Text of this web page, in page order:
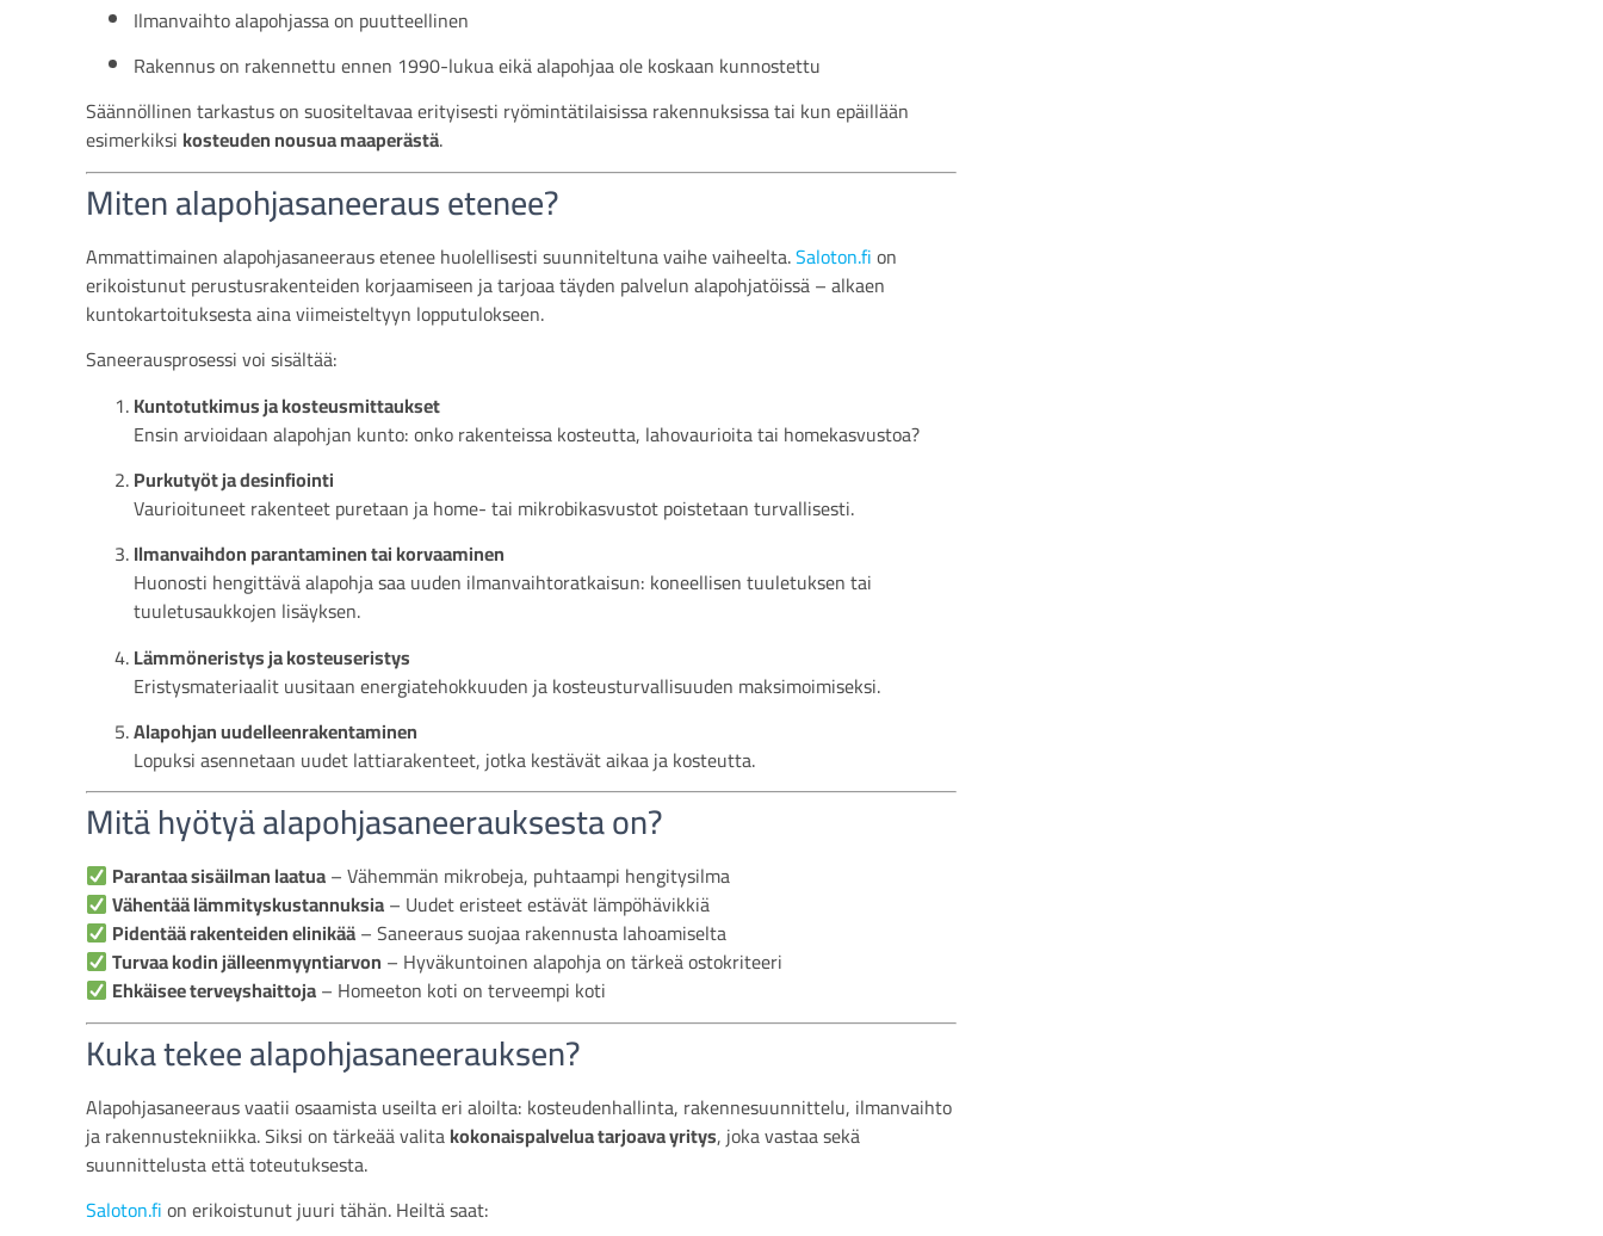
Ilmanvaihto alapohjassa on puutteellinen
Rakennus on rakennettu ennen 1990-lukua eikä alapohjaa ole koskaan kunnostettu
Säännöllinen tarkastus on suositeltavaa erityisesti ryömintätilaisissa rakennuksissa tai kun epäillään
esimerkiksi kosteuden nousua maaperästä.
Miten alapohjasaneeraus etenee?
Ammattimainen alapohjasaneeraus etenee huolellisesti suunniteltuna vaihe vaiheelta.Saloton.fion
erikoistunut perustusrakenteiden korjaamiseen ja tarjoaa täyden palvelun alapohjatöissä – alkaen
kuntokartoituksesta aina viimeisteltyyn lopputulokseen.
Saneerausprosessi voi sisältää:
Kuntotutkimus ja kosteusmittaukset
Ensin arvioidaan alapohjan kunto: onko rakenteissa kosteutta, lahovaurioita tai homekasvustoa?
Purkutyöt ja desinfiointi
Vaurioituneet rakenteet puretaan ja home- tai mikrobikasvustot poistetaan turvallisesti.
Ilmanvaihdon parantaminen tai korvaaminen
Huonosti hengittävä alapohja saa uuden ilmanvaihtoratkaisun: koneellisen tuuletuksen tai
tuuletusaukkojen lisäyksen.
Lämmöneristys ja kosteuseristys
Eristysmateriaalit uusitaan energiatehokkuuden ja kosteusturvallisuuden maksimoimiseksi.
Alapohjan uudelleenrakentaminen
Lopuksi asennetaan uudet lattiarakenteet, jotka kestävät aikaa ja kosteutta.
Mitä hyötyä alapohjasaneerauksesta on?
Parantaa sisäilman laatua– Vähemmän mikrobeja, puhtaampi hengitysilma
Vähentää lämmityskustannuksia– Uudet eristeet estävät lämpöhävikkiä
Pidentää rakenteiden elinikää– Saneeraus suojaa rakennusta lahoamiselta
Turvaa kodin jälleenmyyntiarvon – Hyväkuntoinen alapohja on tärkeä ostokriteeri
Ehkäisee terveyshaittoja– Homeeton koti on terveempi koti
Kuka tekee alapohjasaneerauksen?
Alapohjasaneeraus vaatii osaamista useilta eri aloilta: kosteudenhallinta, rakennesuunnittelu, ilmanvaihto
ja rakennustekniikka. Siksi on tärkeää valitakokonaispalvelua tarjoava yritys, joka vastaa sekä
suunnittelusta että toteutuksesta.
Saloton.fion erikoistunut juuri tähän. Heiltä saat: